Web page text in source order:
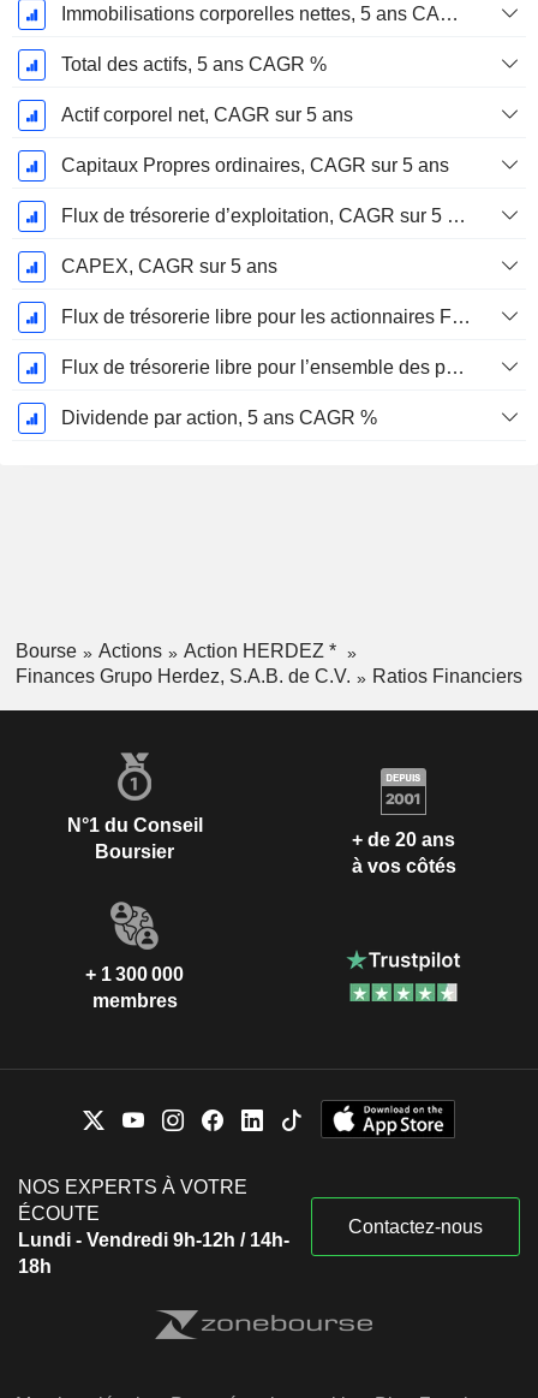
Immobilisations corporelles nettes, 5 ans CAGR %
Total des actifs, 5 ans CAGR %
Actif corporel net, CAGR sur 5 ans
Capitaux Propres ordinaires, CAGR sur 5 ans
Flux de trésorerie d’exploitation, CAGR sur 5 ans
CAPEX, CAGR sur 5 ans
Flux de trésorerie libre pour les actionnaires FCFE, CAGR sur 5 ans
Flux de trésorerie libre pour l’ensemble des pourvoyeurs de fonds (créanciers et actionnaires) FCFF, CAGR sur 5 ans
Dividende par action, 5 ans CAGR %
Bourse Actions
Action HERDEZ *
Finances Grupo Herdez, S.A.B. de C.V.
Ratios Financiers
N°1 du Conseil
Boursier
+ de 20 ans
à vos côtés
+ 1 300 000
membres
NOS EXPERTS À VOTRE
ÉCOUTE
Lundi - Vendredi 9h-12h / 14h-
18h
Contactez-nous